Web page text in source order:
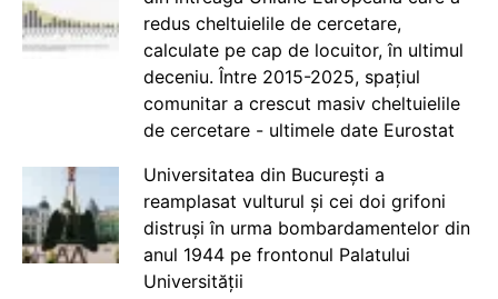
redus cheltuielile de cercetare,
calculate pe cap de locuitor, în ultimul
deceniu. Între 2015-2025, spațiul
comunitar a crescut masiv cheltuielile
de cercetare - ultimele date Eurostat
Universitatea din București a
reamplasat vulturul și cei doi grifoni
distruși în urma bombardamentelor din
anul 1944 pe frontonul Palatului
Universității